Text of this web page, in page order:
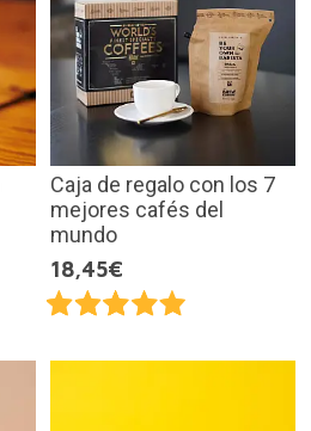
Caja de regalo con los 7
mejores cafés del
mundo
18,45€